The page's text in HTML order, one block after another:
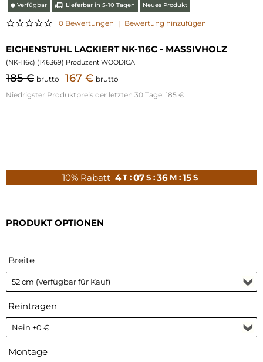
⬤ Verfügbar Lieferbar in 5-10 Tagen Neues Produkt
0 Bewertungen | Bewertung hinzufügen
EICHENSTUHL LACKIERT NK-116C - MASSIVHOLZ
(NK-116c) (146369) Produzent WOODICA
185 € brutto 167 € brutto
Niedrigster Produktpreis der letzten 30 Tage: 185 €
10% Rabatt 4 T : 07 S : 36 M : 14 S
PRODUKT OPTIONEN
Breite
Reintragen
Montage